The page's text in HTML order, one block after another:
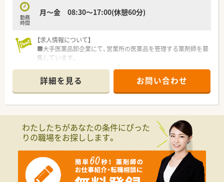
です。
◎AM◎
事務所内作業（資料作成・申請資料の作成）
◎PM◎
お得意様へのDI問合せ対応（都度）
営業担当者(MS)への研修
勤務
時間
月～金 08:30～17:00(休憩60分)
【求人情報について】
■大手医薬品卸企業にて、営業所の医薬品を管理する薬剤師を募
集しています。
すことが可能です。
■企業での勤務経験は問いません、未経験の方も安心してご応募
いただける求人です。
■今回は欠員補充のため、釜石の営業所で管理薬剤師として活躍
できる方を求めています。
■薬機法に則り、倫理観や責任感を持って医薬品の流通を行って
■様々な環境や人と関わるため、周囲の人と連携を取って、変化
に柔軟に対応できる方を求めています。
詳細を見る お問い合わせ
わたしたちがあなたの条件にぴった
りの職場をお探しします。